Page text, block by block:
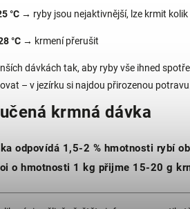
°C → ryby jsou nejaktivnější, lze krmit
°C → krmení přerušit
dávkách tak, aby ryby vše ihned
– v jezírku si najdou přirozenou
krmná dávka
odpovídá 1,5-2 % hmotnosti rybí
o hmotnosti 1 kg přijme 15-20 g